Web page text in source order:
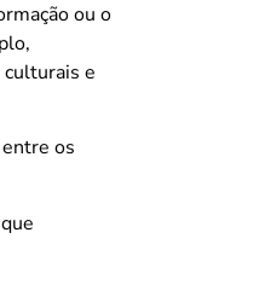
ou o
culturais e
os